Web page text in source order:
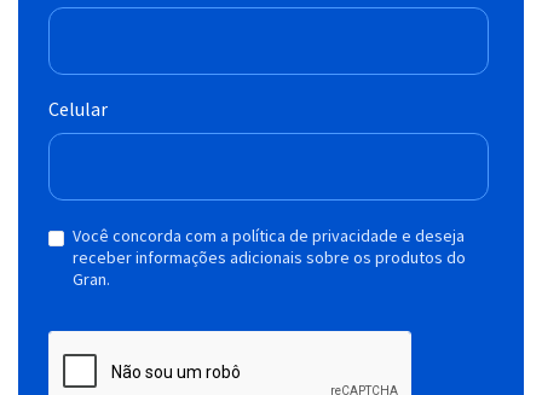
Celular
Você concorda com a política de privacidade e deseja
receber informações adicionais sobre os produtos do
Gran.